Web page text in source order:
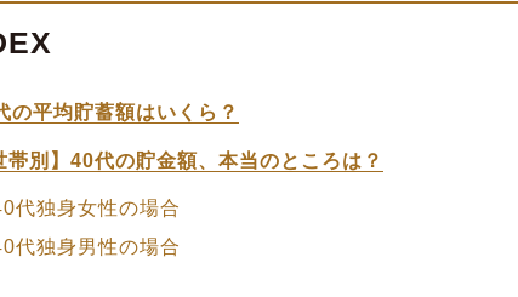
の平均貯蓄額はいくら？
帯別】40代の貯金額、本当のところは？
代独身女性の場合
代独身男性の場合